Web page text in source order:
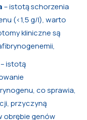
– istotą schorzenia
(<1,5 g/l), warto
kliniczne są
– istotą
co sprawia,
przyczyną
obrębie genów